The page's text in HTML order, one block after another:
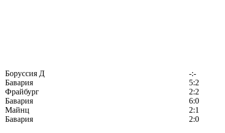
Боруссия Д -:-
Бавария 5:2
Фрайбург 2:2
Бавария 6:0
Майнц 2:1
Бавария 2:0